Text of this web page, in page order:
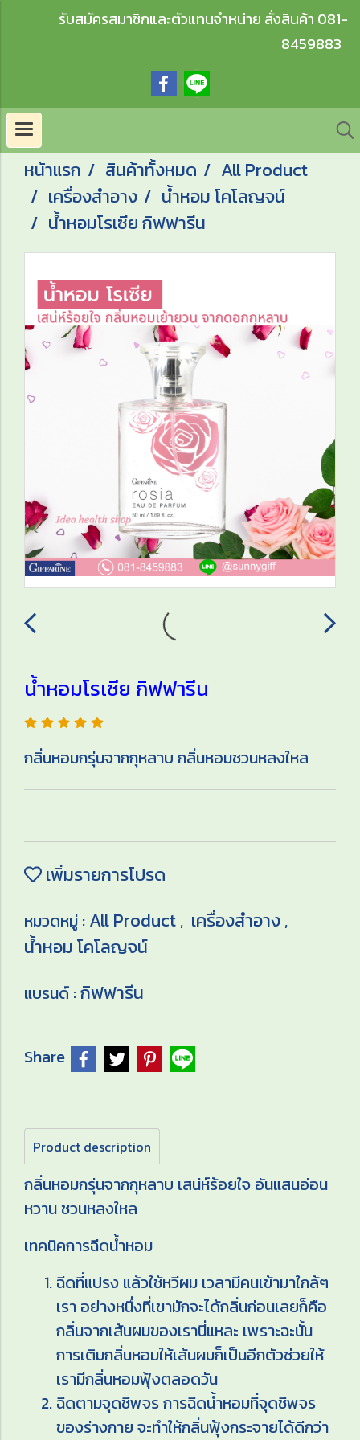
รับสมัครสมาชิกและตัวแทนจำหน่าย สั่งสินค้า 081-
8459883
หน้าแรก สินค้าทั้งหมด
All Product
เครื่องสำอาง
น้ำหอม โคโลญจน์
น้ำหอมโรเซีย กิฟฟารีน
น้ำหอมโรเซีย กิฟฟารีน
กลิ่นหอมกรุ่นจากกุหลาบ กลิ่นหอมชวนหลงใหล
เพิ่มรายการโปรด
หมวดหมู่ : All Product , เครื่องสำอาง ,
น้ำหอม โคโลญจน์
แบรนด์ :กิฟฟารีน
Share
Product description
กลิ่นหอมกรุ่นจากกุหลาบ เสน่ห์ร้อยใจ อันแสนอ่อน
หวาน ชวนหลงใหล
เทคนิคการฉีดน้ำหอม
ฉีดที่แปรง แล้วใช้หวีผม เวลามีคนเข้ามาใกล้ๆ
เรา อย่างหนึ่งที่เขามักจะได้กลิ่นก่อนเลยก็คือ
กลิ่นจากเส้นผมของเรานี่แหละ เพราะฉะนั้น
การเติมกลิ่นหอมให้เส้นผมก็เป็นอีกตัวช่วยให้
เรามีกลิ่นหอมฟุ้งตลอดวัน
ฉีดตามจุดชีพจร การฉีดน้ำหอมที่จุดชีพจร
ของร่างกาย จะทำให้กลิ่นฟุ้งกระจายได้ดีกว่า